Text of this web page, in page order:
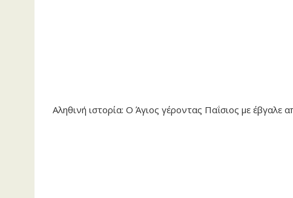
Αληθινή ιστορία: Ο Άγιος γέροντας Παΐσιος με έβγαλε